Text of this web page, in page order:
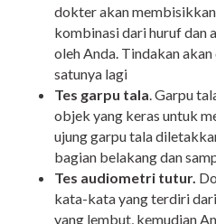
dokter akan
kombinasi dari huruf dan
oleh Anda. Tindakan
satunya lagi
Tes garpu tala.Garpu
objek yang keras untuk
ujung garpu tala
bagian belakang dan
Tes audiometri tutur.
kata-kata yang terdiri
yang lembut, kemudian